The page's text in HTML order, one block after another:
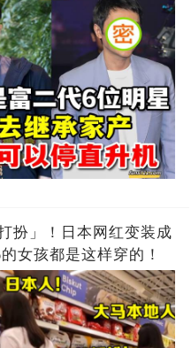
扮」！日本网红变装成
女孩都是这样穿的！